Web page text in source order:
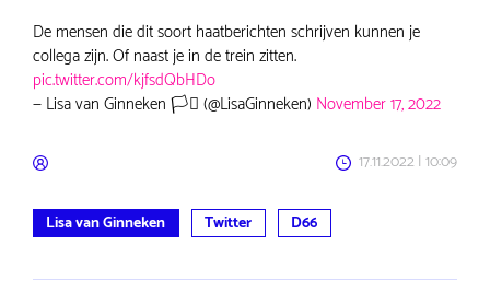
De mensen die dit soort haatberichten schrijven kunnen je
collega zijn. Of naast je in de trein zitten.
pic.twitter.com/kjfsdQbHDo
— Lisa van Ginneken 🏳️‍⚧️ (@LisaGinneken) November 17, 2022
17.11.2022 | 10:09
Lisa van Ginneken Twitter D66